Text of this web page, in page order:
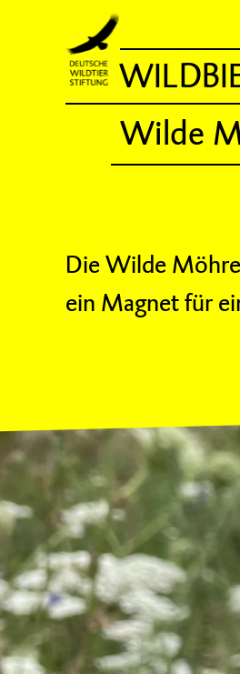
Wilde
Die Wilde
ein Magnet für